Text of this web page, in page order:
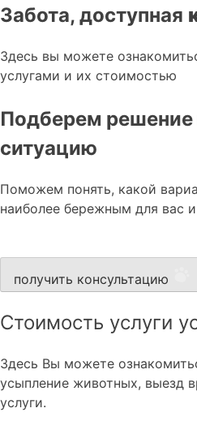
Забота, доступная
Здесь вы можете
услугами и их стоимостью
Подберем
ситуацию
Поможем понять, какой
наиболее бережным для вас
получить консультацию
Стоимость услуги
Здесь Вы можете
усыпление животных, выезд
услуги.